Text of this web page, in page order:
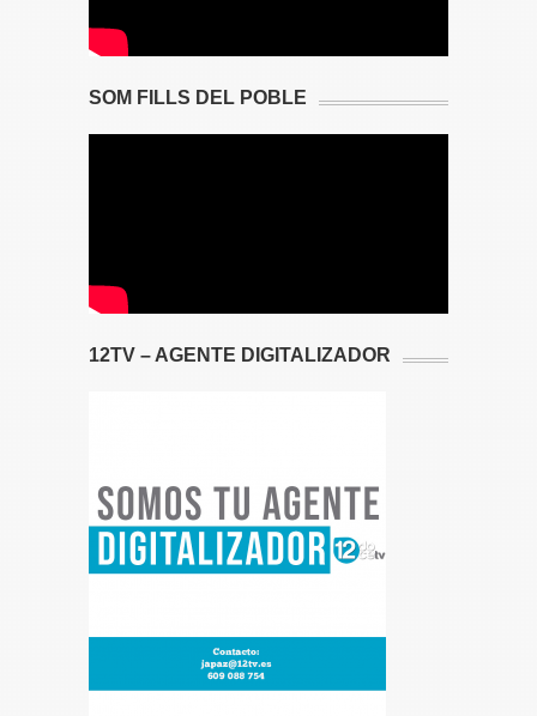
SOM FILLS DEL POBLE
12TV – AGENTE DIGITALIZADOR